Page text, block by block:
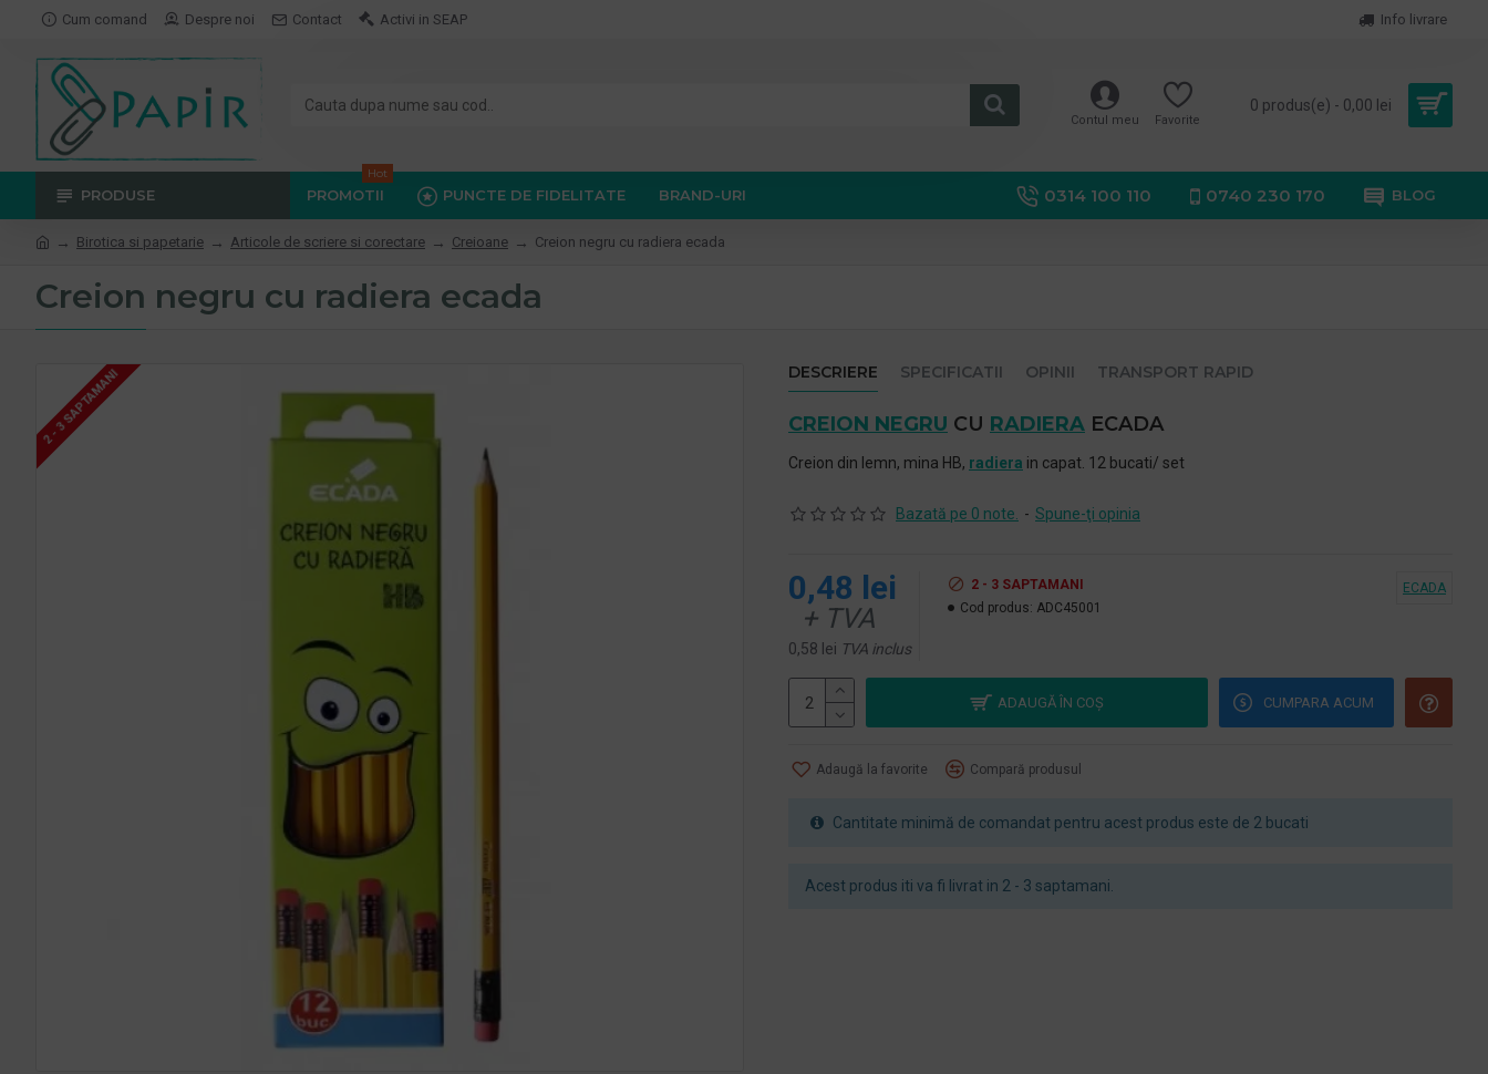
Cum comand Despre noi Contact Activi in SEAP Info livrare
Contul meu Favorite
0 produs(e) - 0,00 lei
PRODUSE PROMOTII
Hot
PUNCTE DE FIDELITATE BRAND-URI 0314 100 110 0740 230 170 BLOG
Birotica si papetarie Articole de scriere si corectare Creioane Creion negru cu radiera ecada
Creion negru cu radiera ecada
2 - 3 SAPTAMANI DESCRIERE SPECIFICATII OPINII TRANSPORT RAPID
CREION NEGRU CU RADIERA ECADA
Creion din lemn, mina HB, radiera in capat. 12 bucati/ set
Acest produs iti va fi livrat in 2 - 3 saptamani.
Bazată pe 0 note. - Spune-ţi opinia
0,48 lei
+ TVA
0,58 lei TVA inclus
2 - 3 SAPTAMANI
Cod produs: ADC45001
ECADA
ADAUGĂ ÎN COŞ CUMPARA ACUM
Adaugă la favorite Compară produsul
Cantitate minimă de comandat pentru acest produs este de 2 bucati